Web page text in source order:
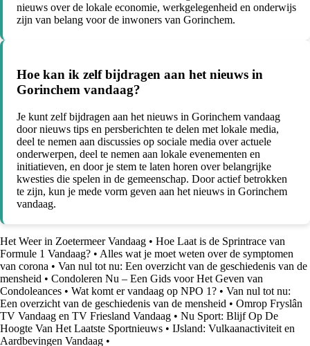
nieuws over de lokale economie, werkgelegenheid en onderwijs
zijn van belang voor de inwoners van Gorinchem.
Hoe kan ik zelf bijdragen aan het nieuws in
Gorinchem vandaag?
Je kunt zelf bijdragen aan het nieuws in Gorinchem vandaag
door nieuws tips en persberichten te delen met lokale media,
deel te nemen aan discussies op sociale media over actuele
onderwerpen, deel te nemen aan lokale evenementen en
initiatieven, en door je stem te laten horen over belangrijke
kwesties die spelen in de gemeenschap. Door actief betrokken
te zijn, kun je mede vorm geven aan het nieuws in Gorinchem
vandaag.
Het Weer in Zoetermeer Vandaag • Hoe Laat is de Sprintrace van
Formule 1 Vandaag? • Alles wat je moet weten over de symptomen
van corona • Van nul tot nu: Een overzicht van de geschiedenis van de
mensheid • Condoleren Nu – Een Gids voor Het Geven van
Condoleances • Wat komt er vandaag op NPO 1? • Van nul tot nu:
Een overzicht van de geschiedenis van de mensheid • Omrop Fryslân
TV Vandaag en TV Friesland Vandaag • Nu Sport: Blijf Op De
Hoogte Van Het Laatste Sportnieuws • IJsland: Vulkaanactiviteit en
Aardbevingen Vandaag •